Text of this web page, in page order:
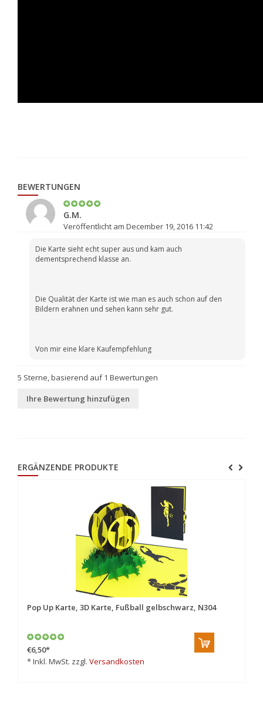
BEWERTUNGEN
G.M.
Veröffentlicht am December 19, 2016 11:42
Die Karte sieht echt super aus und kam auch
dementsprechend klasse an.
Die Qualität der Karte ist wie man es auch schon auf den
Bildern erahnen und sehen kann sehr gut.
Von mir eine klare Kaufempfehlung
5 Sterne, basierend auf1 Bewertungen
Ihre Bewertung hinzufügen
ERGÄNZENDE PRODUKTE
Pop Up Karte, 3D Karte, Fußball gelbschwarz, N304
€6,50*
* Inkl. MwSt. zzgl. Versandkosten